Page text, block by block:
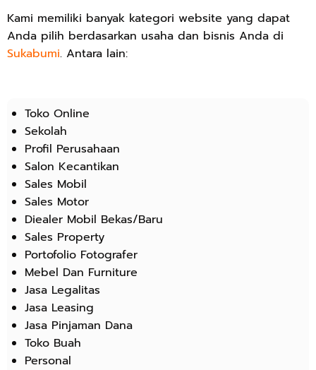
Kami memiliki banyak kategori website yang dapat
Anda pilih berdasarkan usaha dan bisnis Anda di
Sukabumi. Antara lain:
Toko Online
Sekolah
Profil Perusahaan
Salon Kecantikan
Sales Mobil
Sales Motor
Diealer Mobil Bekas/Baru
Sales Property
Portofolio Fotografer
Mebel Dan Furniture
Jasa Legalitas
Jasa Leasing
Jasa Pinjaman Dana
Toko Buah
Personal